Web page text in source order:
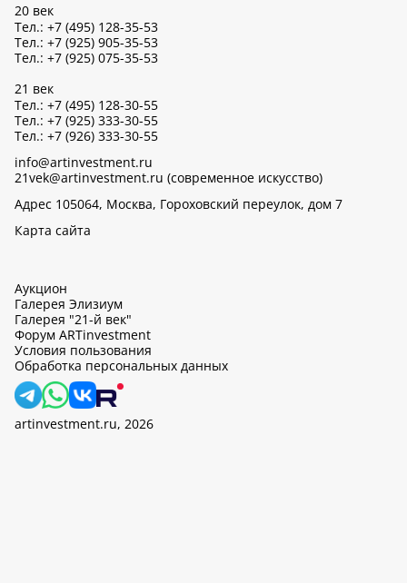
20 век
Тел.: +7 (495) 128-35-53
Тел.: +7 (925) 905-35-53
Тел.: +7 (925) 075-35-53
21 век
Тел.: +7 (495) 128-30-55
Тел.: +7 (925) 333-30-55
Тел.: +7 (926) 333-30-55
info@artinvestment.ru
21vek@artinvestment.ru (современное искусство)
Адрес 105064, Москва, Гороховский переулок, дом 7
Карта сайта
Аукцион
Галерея Элизиум
Галерея "21-й век"
Форум ARTinvestment
Условия пользования
Обработка персональных данных
artinvestment.ru, 2026